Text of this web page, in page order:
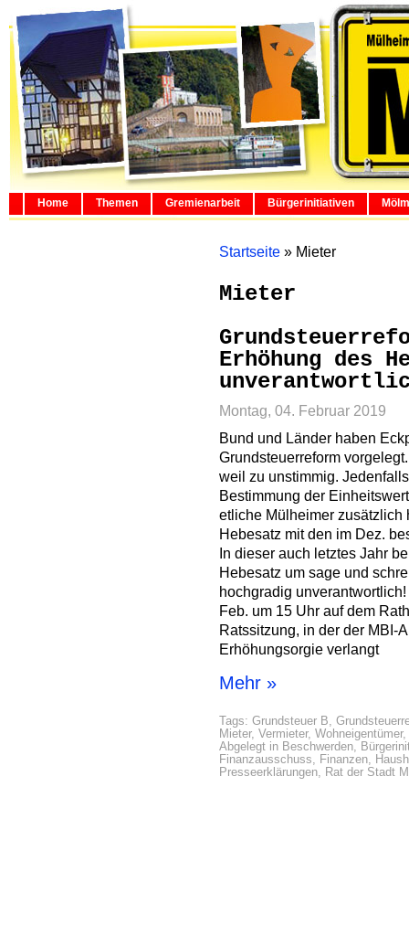
Home Themen Gremienarbeit Bürgerinitiativen
Startseite » Mieter
Mieter
Erhöhung des
Montag, 04. Februar 2019
Bund und Länder haben
Grundsteuerreform
weil zu unstimmig.
Bestimmung der
etliche Mülheimer zusätzlich
Hebesatz mit den im Dez.
In dieser auch letztes Jahr
Hebesatz um sage und
hochgradig
Feb. um 15 Uhr auf dem
Ratssitzung, in der der MBI-
Erhöhungsorgie verlangt
Mehr »
Tags: Grundsteuer B,
Mieter, Vermieter, Wohneigentümer,
Abgelegt in Beschwerden,
Finanzausschuss, Finanzen,
Presseerklärungen, Rat der Stadt